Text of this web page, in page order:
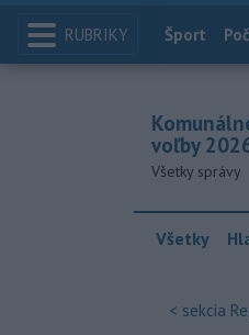
RUBRIKY Index
Šport
voľby
Všetky správy
Všetky
< sekcia